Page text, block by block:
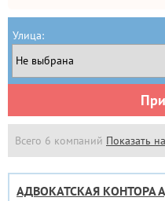
Улица:
Всего 6 компаний Показать
АДВОКАТСКАЯ КОНТОРА